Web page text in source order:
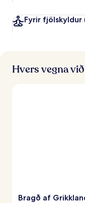
Fyrir fjölskyldur
Hvers vegna
Bragð af